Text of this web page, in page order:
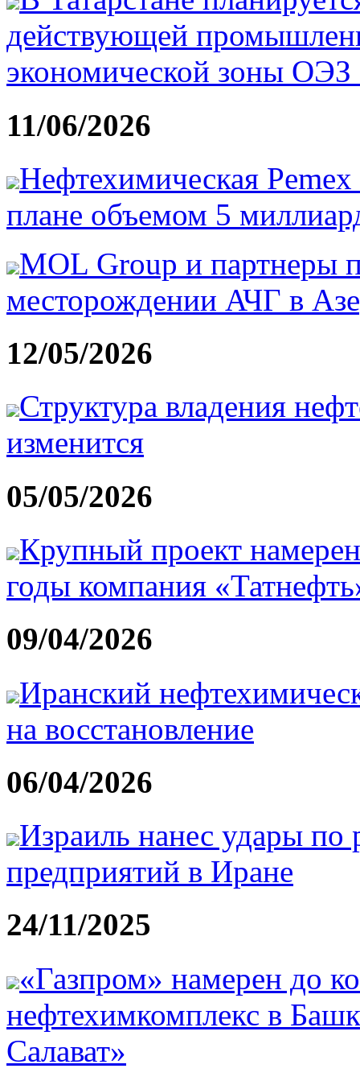
действующей
экономической зоны ОЭЗ
11/06/2026
Нефтехимическая
плане объемом 5
MOL Group и партнеры
месторождении АЧГ в
12/05/2026
Структура владения
изменится
05/05/2026
Крупный проект
годы компания
09/04/2026
Иранский
на восстановление
06/04/2026
Израиль нанес удары по
предприятий в Иране
24/11/2025
«Газпром» намерен до
нефтехимкомплекс в
Салават»